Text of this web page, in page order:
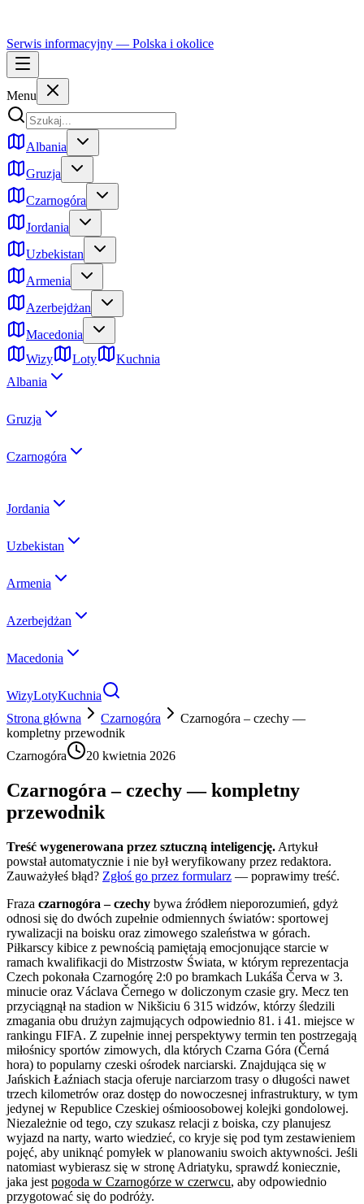
Serwis informacyjny — Polska i okolice
Menu
Albania
Gruzja
Czarnogóra
Jordania
Uzbekistan
Armenia
Azerbejdżan
Macedonia
Wizy
Loty
Kuchnia
Albania
Gruzja
Czarnogóra
Jordania
Uzbekistan
Armenia
Azerbejdżan
Macedonia
WizyLotyKuchnia
Strona główna
Czarnogóra
Czarnogóra – czechy —
kompletny przewodnik
Czarnogóra
20 kwietnia 2026
Czarnogóra – czechy — kompletny
przewodnik
Treść wygenerowana przez sztuczną inteligencję. Artykuł
powstał automatycznie i nie był weryfikowany przez redaktora.
Zauważyłeś błąd? Zgłoś go przez formularz — poprawimy treść.
Fraza czarnogóra – czechy bywa źródłem nieporozumień, gdyż
odnosi się do dwóch zupełnie odmiennych światów: sportowej
rywalizacji na boisku oraz zimowego szaleństwa w górach.
Piłkarscy kibice z pewnością pamiętają emocjonujące starcie w
ramach kwalifikacji do Mistrzostw Świata, w którym reprezentacja
Czech pokonała Czarnogórę 2:0 po bramkach Lukáša Červa w 3.
minucie oraz Václava Černego w doliczonym czasie gry. Mecz ten
przyciągnął na stadion w Nikšiciu 6 315 widzów, którzy śledzili
zmagania obu drużyn zajmujących odpowiednio 81. i 41. miejsce w
rankingu FIFA. Z zupełnie innej perspektywy termin ten postrzegają
miłośnicy sportów zimowych, dla których Czarna Góra (Černá
hora) to popularny czeski ośrodek narciarski. Znajdująca się w
Jańskich Łaźniach stacja oferuje narciarzom trasy o długości nawet
trzech kilometrów oraz dostęp do nowoczesnej infrastruktury, w tym
jedynej w Republice Czeskiej ośmioosobowej kolejki gondolowej.
Niezależnie od tego, czy szukasz relacji z boiska, czy planujesz
wyjazd na narty, warto wiedzieć, co kryje się pod tym zestawieniem
pojęć, aby uniknąć pomyłek w planowaniu swoich aktywności. Jeśli
natomiast wybierasz się w stronę Adriatyku, sprawdź koniecznie,
jaka jest pogoda w Czarnogórze w czerwcu, aby odpowiednio
przygotować się do podróży.